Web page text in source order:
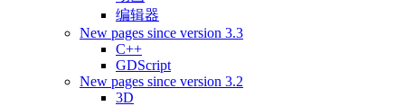
编辑器
New pages since version 3.3
C++
GDScript
New pages since version 3.2
3D